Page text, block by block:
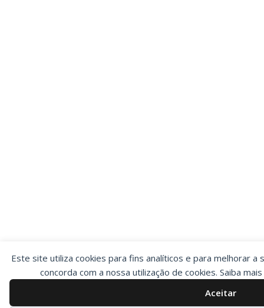
Este site utiliza cookies para fins analíticos e para melhorar a
concorda com a nossa utilização de cookies. Saiba
Aceitar